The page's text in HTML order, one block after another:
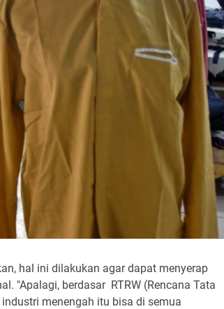
hal ini dilakukan agar dapat menyerap
"Apalagi, berdasar RTRW (Rencana Tata
menengah itu bisa di semua